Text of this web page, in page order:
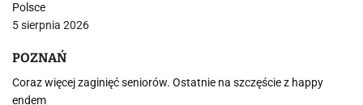
Polsce
5 sierpnia 2026
POZNAŃ
Coraz więcej zaginięć seniorów. Ostatnie na szczęście z happy
endem